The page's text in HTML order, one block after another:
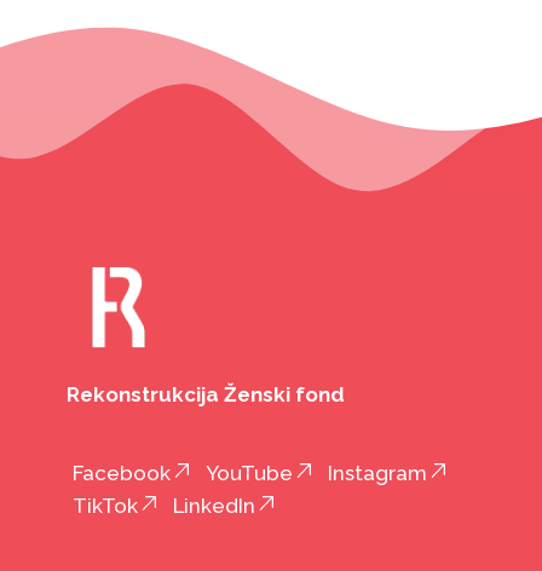
Rekonstrukcija Ženski fond
Facebook YouTube
Instagram
TikTok
LinkedIn